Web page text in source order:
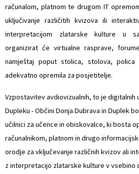
računalom, platnom te drugom IT
uključivanje različitih kvizova ili
interpretacijom zlatarske kulture u
organizirat će virtualne rasprave,
namještaj poput stolica, stolova,
adekvatno opremila za posjetitelje.
Vzpostavitev avdiovizualnih, to je digitalnih
Dupleku - Občini Donja Dubrava in Duplek
učilnici za učence in obiskovalce, ki bosta
računalnikom, platnom in drugo
orodje za vključevanje različnih kvizov ali
z interpretacijo zlatarske kulture v vsebino